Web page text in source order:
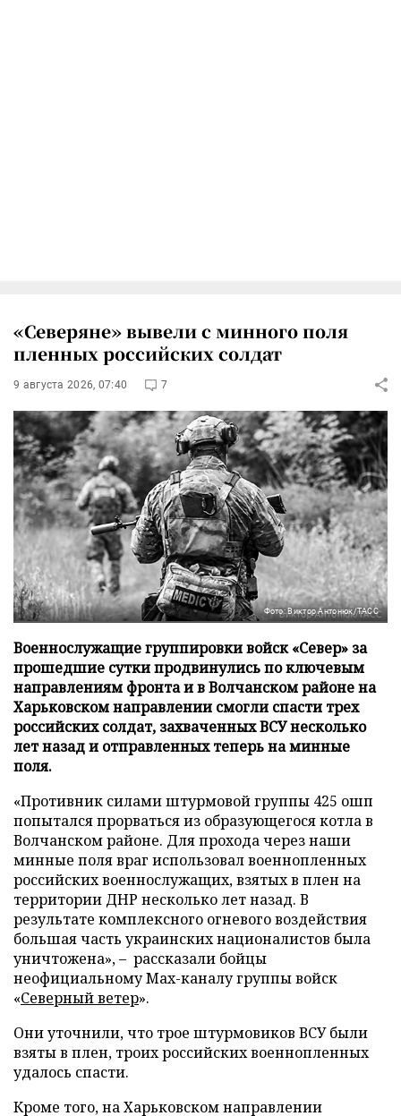
«Северяне» вывели с минного поля
пленных российских солдат
9 августа 2026, 07:40 7
Фото: Виктор Антонюк/ТАСС
Военнослужащие группировки войск «Север» за
прошедшие сутки продвинулись по ключевым
направлениям фронта и в Волчанском районе на
Харьковском направлении смогли спасти трех
российских солдат, захваченных ВСУ несколько
лет назад и отправленных теперь на минные
поля.
«Противник силами штурмовой группы 425 ошп
попытался прорваться из образующегося котла в
Волчанском районе. Для прохода через наши
минные поля враг использовал военнопленных
российских военнослужащих, взятых в плен на
территории ДНР несколько лет назад. В
результате комплексного огневого воздействия
большая часть украинских националистов была
уничтожена», – рассказали бойцы
неофициальному Max-каналу группы войск
«Северный ветер».
Они уточнили, что трое штурмовиков ВСУ были
взяты в плен, троих российских военнопленных
удалось спасти.
Кроме того, на Харьковском направлении